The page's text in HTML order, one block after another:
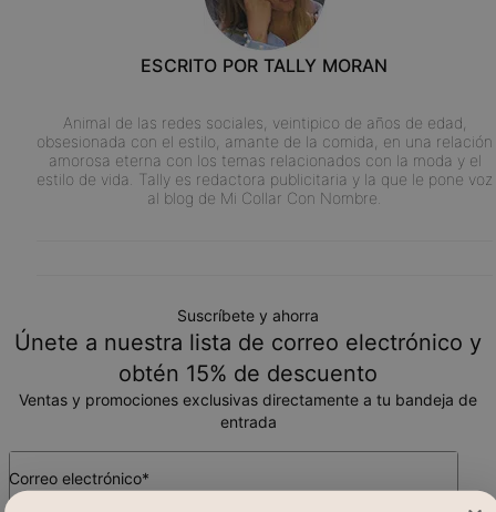
ESCRITO POR TALLY MORAN
Animal de las redes sociales, veintipico de años de edad,
obsesionada con el estilo, amante de la comida, en una relación
amorosa eterna con los temas relacionados con la moda y el
estilo de vida. Tally es redactora publicitaria y la que le pone voz
al blog de Mi Collar Con Nombre.
Suscríbete y ahorra
Únete a nuestra lista de correo electrónico y
obtén 15% de descuento
Ventas y promociones exclusivas directamente a tu bandeja de
entrada
Correo electrónico*